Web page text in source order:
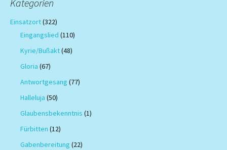
Kategorien
Einsatzort(322)
Eingangslied (110)
Kyrie/Bußakt(48)
Gloria (67)
Antwortgesang (77)
Halleluja (50)
Glaubensbekenntnis (1)
Fürbitten (12)
Gabenbereitung (22)